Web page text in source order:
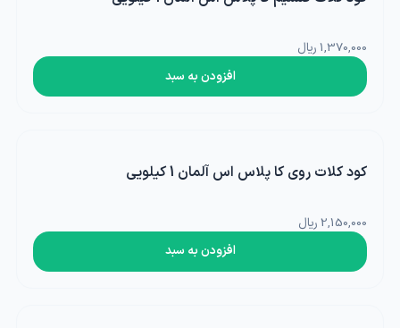
1,370,000 ریال
افزودن به سبد
کود کلات روی کا پلاس اس آلمان 1 کیلویی
2,150,000 ریال
افزودن به سبد